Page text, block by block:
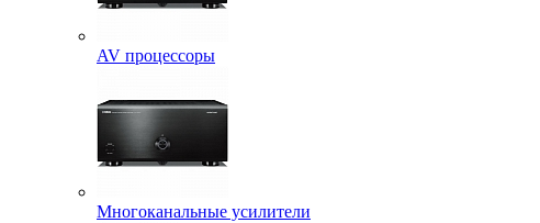
AV процессоры
Многоканальные усилители